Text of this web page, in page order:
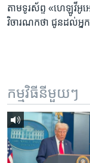
តាម​ទូរ​ស័ព្ទ «ហេឡូវី
វិចារណកថា​ ជូន​ដល់​អ្នក​
កម្មវិធី​នីមួយៗ